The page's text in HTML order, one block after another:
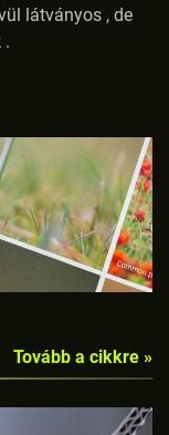
látványos , de
.
Tovább a cikkre »